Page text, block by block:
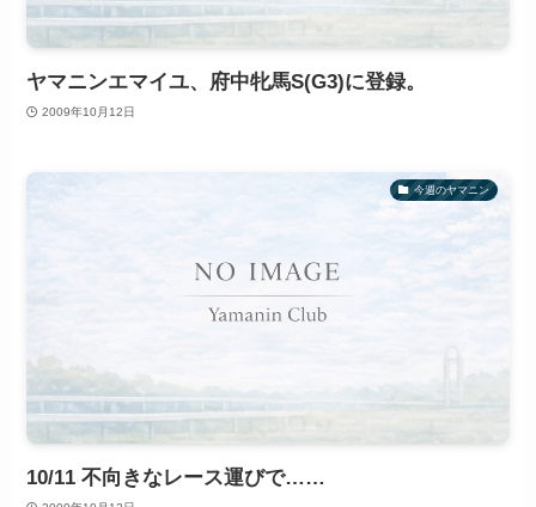
ヤマニンエマイユ、府中牝馬S(G3)に登録。
2009年10月12日
今週のヤマニン
10/11 不向きなレース運びで……